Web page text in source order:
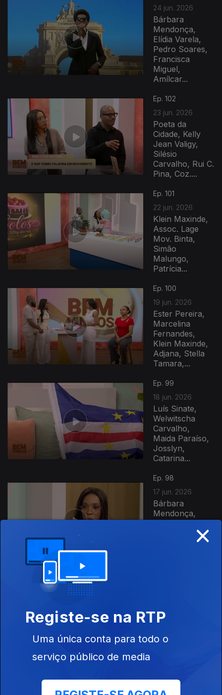
24 jun. 2026
Bárbara
Mendonça,
Elídia Varela,
Pedro Soares,
Francisca
Miguel,
Amílcar...
Ep. 102
23 jun. 2026
Poeta da
Cidade, Kelly
Jean Valigy,
Silésio
Carvalho, Rui C.
Pina, Coz....
Ep. 101
22 jun. 2026
Klein Maxinde,
Assoc. Lage
Mov. Binta,
Simão
Malungo,
Patrícia...
Ep. 100
19 jun. 2026
Ester Pereira,
Marcelina
Fernandes,
Klein Maxinde,
Adjana, Stella
Tamara,...
Ep. 99
18 jun. 2026
Luís Sinate,
Welwitscha
Carvalho,
Maida Paraíso,
Josslyn,
Catarina...
Ep. 98
17 jun. 2026
Bárbara
Mendonça,
Eusébio Dias,
16 jun. 2026
Dia da Criança
15 jun. 2026
×
Registe-se na RTP
Uma única conta para todo o
serviço público de media